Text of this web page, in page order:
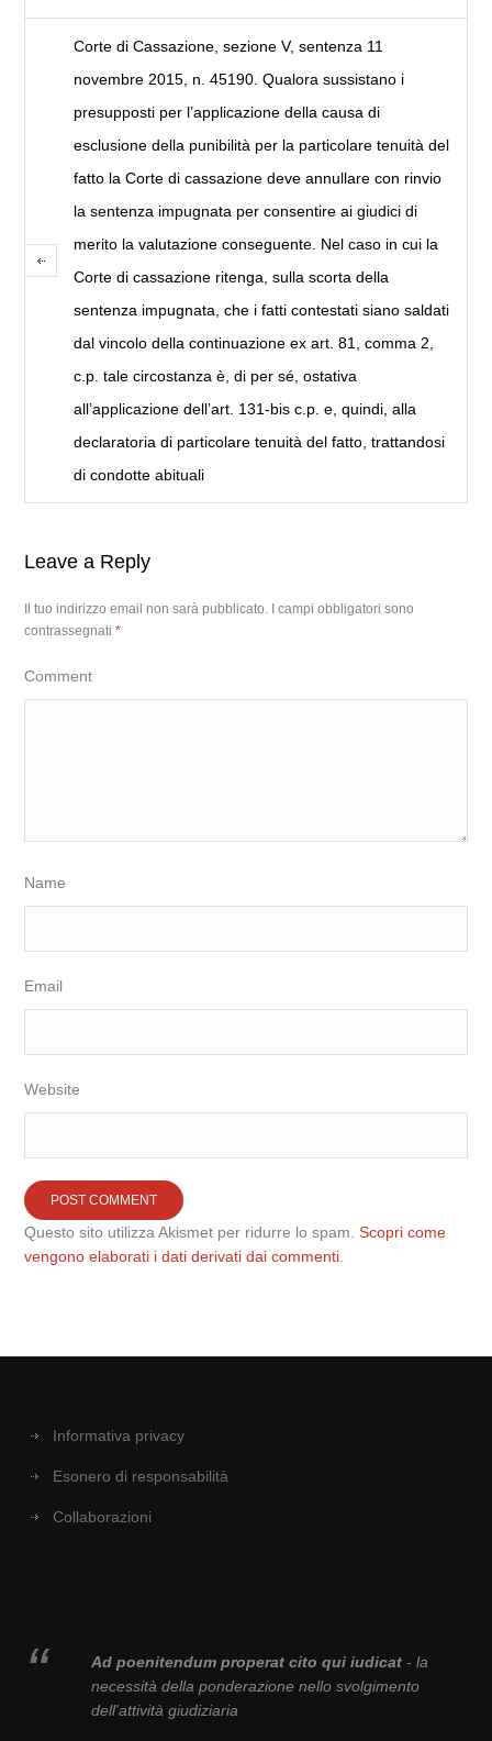
Corte di Cassazione, sezione V, sentenza 11
novembre 2015, n. 45190. Qualora sussistano i
presupposti per l’applicazione della causa di
esclusione della punibilità per la particolare tenuità del
fatto la Corte di cassazione deve annullare con rinvio
la sentenza impugnata per consentire ai giudici di
merito la valutazione conseguente. Nel caso in cui la
Corte di cassazione ritenga, sulla scorta della
sentenza impugnata, che i fatti contestati siano saldati
dal vincolo della continuazione ex art. 81, comma 2,
c.p. tale circostanza è, di per sé, ostativa
all’applicazione dell’art. 131-bis c.p. e, quindi, alla
declaratoria di particolare tenuità del fatto, trattandosi
di condotte abituali
Leave a Reply
Il tuo indirizzo email non sarà pubblicato.
I campi obbligatori sono
contrassegnati*
Comment
Name
Email
Website
Questo sito utilizza Akismet per ridurre lo spam.Scopri come
vengono elaborati i dati derivati dai commenti
Informativa privacy
Esonero di responsabilità
Collaborazioni
Ad poenitendum properat cito qui iudicat- la
necessità della ponderazione nello svolgimento
dell'attività giudiziaria